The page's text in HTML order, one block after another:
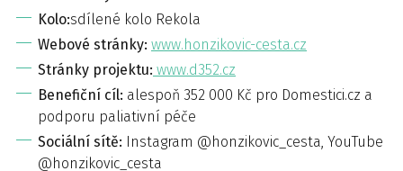
Kolo:sdílené kolo Rekola
Webové stránky: www.honzikovic-cesta.cz
Stránky projektu: www.d352.cz
Benefiční cíl: alespoň 352 000 Kč pro Domestici.cz a
podporu paliativní péče
Sociální sítě: Instagram @honzikovic_cesta, YouTube
@honzikovic_cesta